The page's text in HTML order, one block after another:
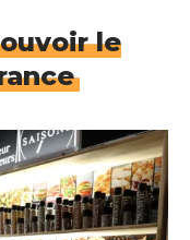
le